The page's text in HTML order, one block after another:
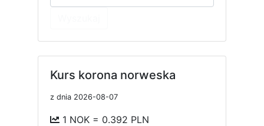
Kurs korona norweska
z dnia 2026-08-07
1 NOK = 0.392 PLN